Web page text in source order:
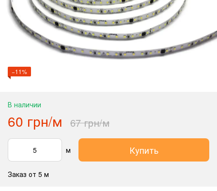
−11%
В наличии
60 грн/м 67 грн/м
м Купить
Заказ от 5 м